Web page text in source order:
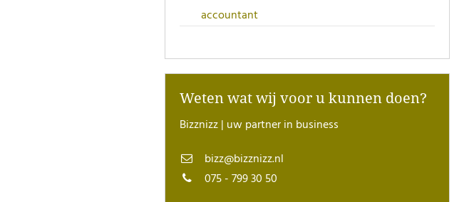
accountant
Weten wat wij voor u kunnen doen?
Bizznizz | uw partner in business
bizz@bizznizz.nl
075 - 799 30 50